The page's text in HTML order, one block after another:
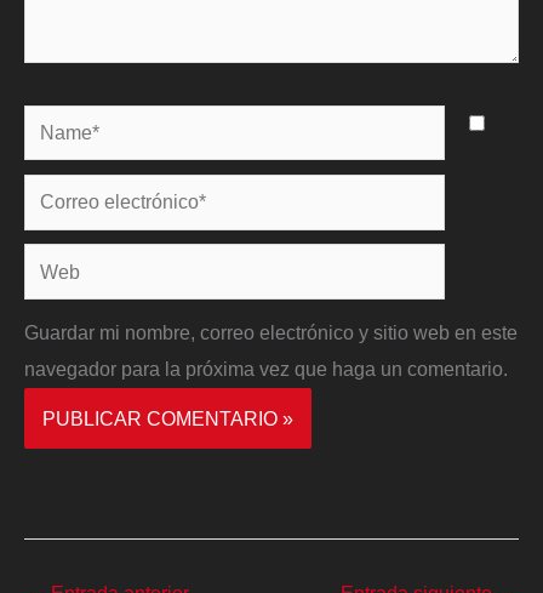
Name*
Correo
electrónico*
Web
Guardar mi nombre, correo electrónico y sitio web en este
navegador para la próxima vez que haga un comentario.